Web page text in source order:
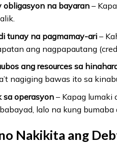
obligasyon na bayaran–
tunay na pagmamay-ari–
ang nagpapautang
ang resources sa
nagiging bawas ito sa
sa operasyon– Kapag lumaki
lalo na kung bumaba
Nakikita ang